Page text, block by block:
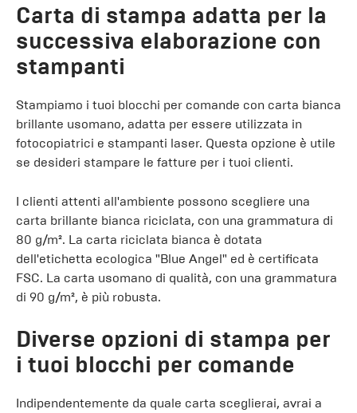
Carta di stampa adatta per la
successiva elaborazione con
stampanti
Stampiamo i tuoi blocchi per comande con carta bianca
brillante usomano, adatta per essere utilizzata in
fotocopiatrici e stampanti laser. Questa opzione è utile
se desideri stampare le fatture per i tuoi clienti.
I clienti attenti all'ambiente possono scegliere una
carta brillante bianca riciclata, con una grammatura di
80 g/m². La carta riciclata bianca è dotata
dell'etichetta ecologica "Blue Angel" ed è certificata
FSC. La carta usomano di qualità, con una grammatura
di 90 g/m², è più robusta.
Diverse opzioni di stampa per
i tuoi blocchi per comande
Indipendentemente da quale carta sceglierai, avrai a